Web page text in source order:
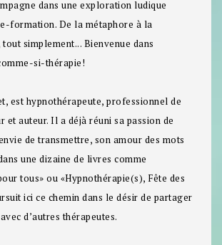
dans une exploration ludique
formation. De la métaphore à la
simplement... Bienvenue dans
si-thérapie!
, est hypnothérapeute, professionnel de
et auteur. Il a déjà réuni sa passion de
de transmettre, son amour des mots
une dizaine de livres comme
tous» ou «Hypnothérapie(s), Fête des
ici ce chemin dans le désir de partager
d’autres thérapeutes.